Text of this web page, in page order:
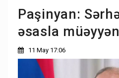
Paşinyan:
əsasla
11 May 17:06